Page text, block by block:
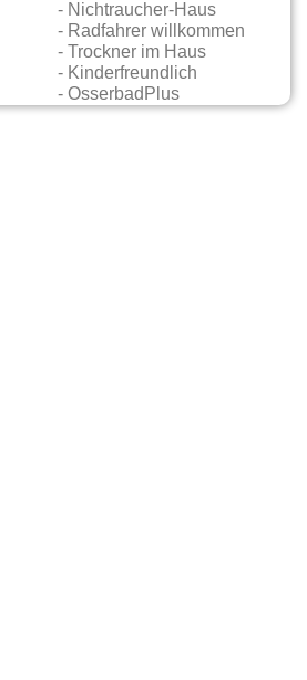
- Nichtraucher-Haus
- Radfahrer willkommen
- Trockner im Haus
- Kinderfreundlich
- OsserbadPlus